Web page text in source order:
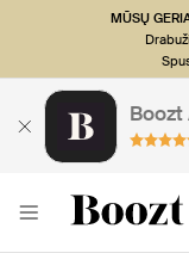
MŪSŲ
Boozt